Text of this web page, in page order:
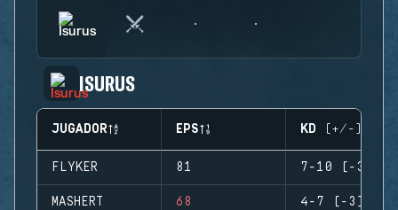
ISURUS
JUGADOR EPS KD (+/-)
FLYKER 81 7-10 (-3)
MASHERT 68 4-7 (-3)